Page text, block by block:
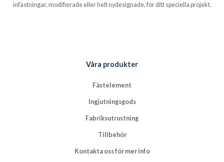
infästningar, modifierade eller helt nydesignade, för ditt speciella projekt.
Våra produkter
Fästelement
Ingjutningsgods
Fabriksutrustning
Tillbehör
Kontakta oss för mer info